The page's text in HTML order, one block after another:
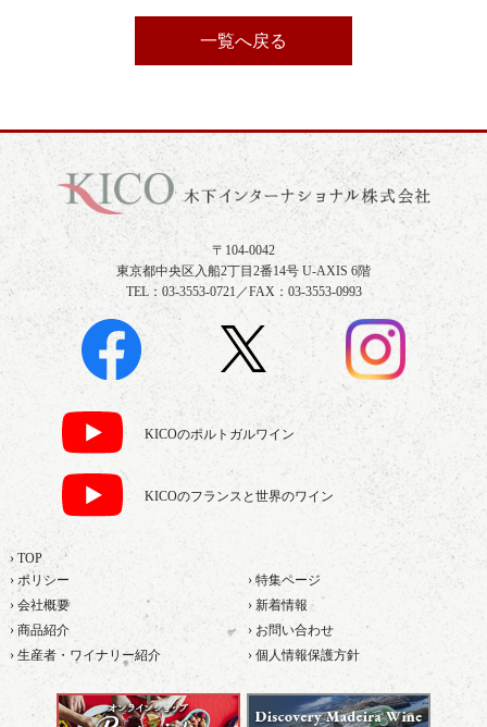
一覧へ戻る
〒104-0042
東京都中央区入船2丁目2番14号 U-AXIS 6階
TEL：03-3553-0721／FAX：03-3553-0993
KICOのポルトガルワイン
KICOのフランスと世界のワイン
› TOP
› ポリシー
› 特集ページ
› 会社概要
› 新着情報
› 商品紹介
› お問い合わせ
› 生産者・ワイナリー紹介
› 個人情報保護方針